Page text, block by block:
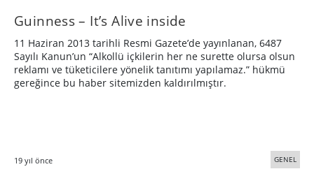
Guinness – It’s Alive inside
11 Haziran 2013 tarihli Resmi Gazete’de yayınlanan, 6487
Sayılı Kanun’un “Alkollü içkilerin her ne surette olursa olsun
reklamı ve tüketicilere yönelik tanıtımı yapılamaz.” hükmü
gereğince bu haber sitemizden kaldırılmıştır.
19 yıl önce GENEL